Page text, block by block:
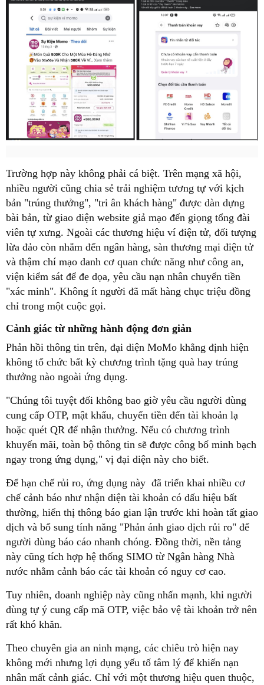
Trường hợp này không phải cá biệt. Trên mạng xã hội,
nhiều người cũng chia sẻ trải nghiệm tương tự với kịch
bản "trúng thưởng", "tri ân khách hàng" được dàn dựng
bài bản, từ giao diện website giả mạo đến giọng tổng đài
viên tự xưng. Ngoài các thương hiệu ví điện tử, đối tượng
lừa đảo còn nhắm đến ngân hàng, sàn thương mại điện tử
và thậm chí mạo danh cơ quan chức năng như công an,
viện kiểm sát để đe dọa, yêu cầu nạn nhân chuyển tiền
"xác minh". Không ít người đã mất hàng chục triệu đồng
chỉ trong một cuộc gọi.
Cảnh giác từ những hành động đơn giản
Phản hồi thông tin trên, đại diện MoMo khẳng định hiện
không tổ chức bất kỳ chương trình tặng quà hay trúng
thưởng nào ngoài ứng dụng.
"Chúng tôi tuyệt đối không bao giờ yêu cầu người dùng
cung cấp OTP, mật khẩu, chuyển tiền đến tài khoản lạ
hoặc quét QR để nhận thưởng. Nếu có chương trình
khuyến mãi, toàn bộ thông tin sẽ được công bố minh bạch
ngay trong ứng dụng," vị đại diện này cho biết.
Để hạn chế rủi ro, ứng dụng này đã triển khai nhiều cơ
chế cảnh báo như nhận diện tài khoản có dấu hiệu bất
thường, hiển thị thông báo gian lận trước khi hoàn tất giao
dịch và bổ sung tính năng "Phản ánh giao dịch rủi ro" để
người dùng báo cáo nhanh chóng. Đồng thời, nền tảng
này cũng tích hợp hệ thống SIMO từ Ngân hàng Nhà
nước nhằm cảnh báo các tài khoản có nguy cơ cao.
Tuy nhiên, doanh nghiệp này cũng nhấn mạnh, khi người
dùng tự ý cung cấp mã OTP, việc bảo vệ tài khoản trở nên
rất khó khăn.
Theo chuyên gia an ninh mạng, các chiêu trò hiện nay
không mới nhưng lợi dụng yếu tố tâm lý để khiến nạn
nhân mất cảnh giác. Chỉ với một thương hiệu quen thuộc,